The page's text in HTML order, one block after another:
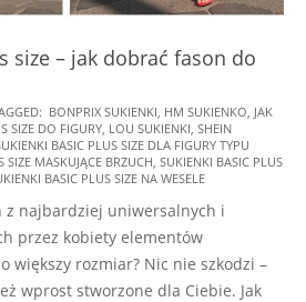
size – jak dobrać fason do
BONPRIX SUKIENKI HM SUKIENKO JAK
SIZE DO FIGURY LOU SUKIENKI SHEIN
BASIC PLUS SIZE DLA FIGURY TYPU
SIZE MASKUJĄCE BRZUCH SUKIENKI BASIC PLUS
BASIC PLUS SIZE NA WESELE
z najbardziej uniwersalnych i
przez kobiety elementów
większy rozmiar? Nic nie szkodzi –
wprost stworzone dla Ciebie. Jak